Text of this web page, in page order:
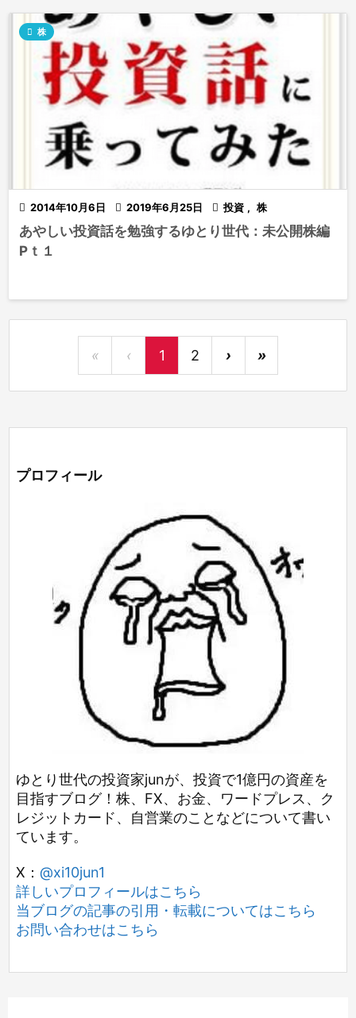
 2014年10月6日  2019年6月25日
 株
 投資 , 株
あやしい投資話を勉強するゆとり世代：未公開株編
Pｔ１
« ‹ 1 2 › »
プロフィール
ゆとり世代の投資家junが、投資で1億円の資産を
目指すブログ！株、FX、お金、ワードプレス、ク
レジットカード、自営業のことなどについて書い
ています。
X： @xi10jun1
詳しいプロフィールはこちら
当ブログの記事の引用・転載についてはこちら
お問い合わせはこちら